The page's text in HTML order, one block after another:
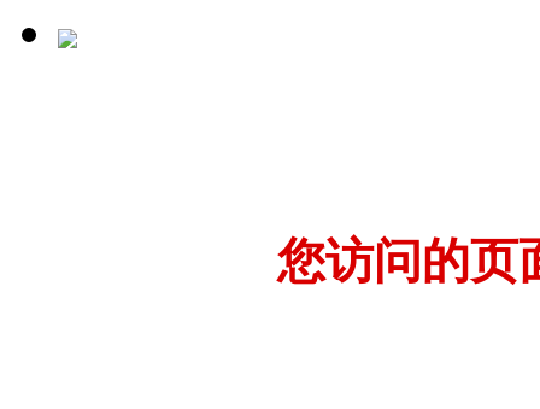
您访问的页